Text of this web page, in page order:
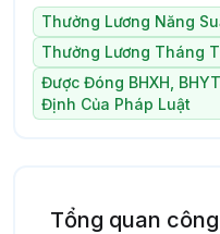
Thưởng Lương Năng
Thưởng Lương Tháng
Được Đóng BHXH,
Định Của Pháp Luật
Tổng quan